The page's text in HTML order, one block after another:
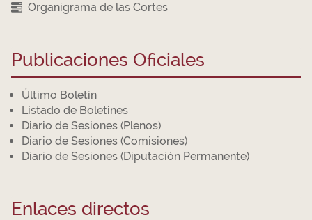
Organigrama de las Cortes
Publicaciones Oficiales
Último Boletín
Listado de Boletines
Diario de Sesiones (Plenos)
Diario de Sesiones (Comisiones)
Diario de Sesiones (Diputación Permanente)
Enlaces directos